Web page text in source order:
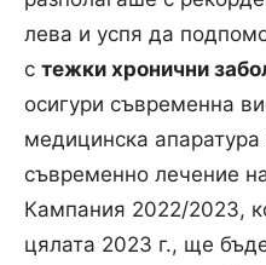
лева и успя да
с тежки хронични
осигури съвременна
медицинска апаратура
съвременно лечение
Кампания 2022/2023,
цялата 2023 г., ще